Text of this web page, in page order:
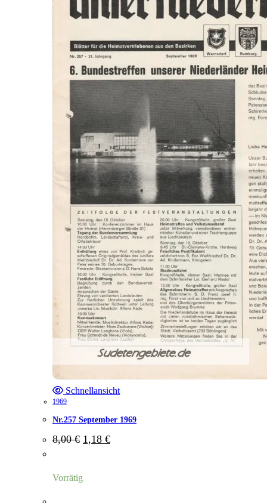
Schnellansicht
1969
Nr.257 September 1969
8,00€ Ursprünglicher
Preis
1,18 €Aktueller
Vorrätig